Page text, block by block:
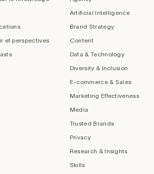
et perspectives
Artificial Intelligence
Brand Strategy
Content
Data & Technology
Diversity & Inclusion
E-commerce & Sales
Marketing Effectiveness
Media
Trusted Brands
Privacy
Research & Insights
Skills